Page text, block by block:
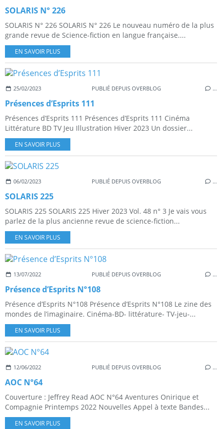
SOLARIS N° 226
SOLARIS N° 226 SOLARIS N° 226 Le nouveau numéro de la plus
grande revue de Science-fiction en langue française....
EN SAVOIR PLUS
25/02/2023 PUBLIÉ DEPUIS OVERBLOG …
Présences d’Esprits 111
Présences d’Esprits 111 Présences d’Esprits 111 Cinéma
Littérature BD TV Jeu Illustration Hiver 2023 Un dossier...
EN SAVOIR PLUS
06/02/2023 PUBLIÉ DEPUIS OVERBLOG …
SOLARIS 225
SOLARIS 225 SOLARIS 225 Hiver 2023 Vol. 48 n° 3 Je vais vous
parlez de la plus ancienne revue de science-fiction...
EN SAVOIR PLUS
13/07/2022 PUBLIÉ DEPUIS OVERBLOG …
Présence d’Esprits N°108
Présence d’Esprits N°108 Présence d’Esprits N°108 Le zine des
mondes de l’imaginaire. Cinéma-BD- littérature- TV-jeu-...
EN SAVOIR PLUS
12/06/2022 PUBLIÉ DEPUIS OVERBLOG …
AOC N°64
Couverture : Jeffrey Read AOC N°64 Aventures Onirique et
Compagnie Printemps 2022 Nouvelles Appel à texte Bandes...
EN SAVOIR PLUS